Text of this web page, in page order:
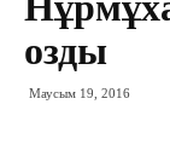
озды
Маусым 19, 2016